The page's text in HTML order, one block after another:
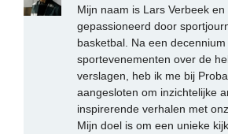
Mijn naam is Lars Verbeek en
gepassioneerd door
basketbal. Na een decennium
sportevenementen over de
verslagen, heb ik me bij
aangesloten om inzichtelijke
inspirerende verhalen met
Mijn doel is om een unieke